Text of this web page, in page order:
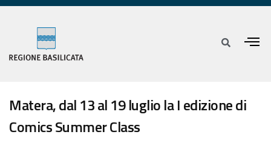
Matera, dal 13 al 19 luglio la I edizione di
Comics Summer Class